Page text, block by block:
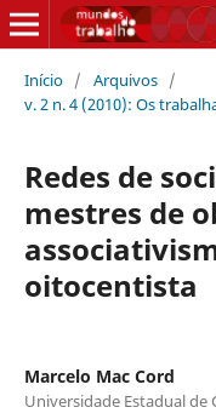
Início / Arquivos /
v. 2 n. 4 (2010): Os
Redes de
mestres de
oitocentista
Marcelo Mac Cord
Universidade Estadual de